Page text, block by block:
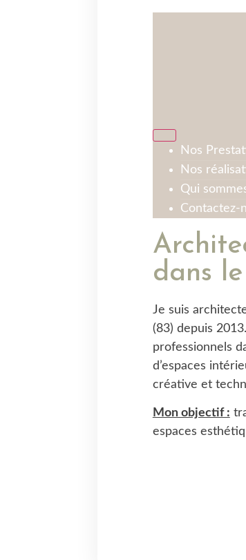
Nos
Nos
Qui
Contactez-
dans
Je suis
(83) depuis
professionnels
d’espaces
créative et
Mon objectif :
espaces